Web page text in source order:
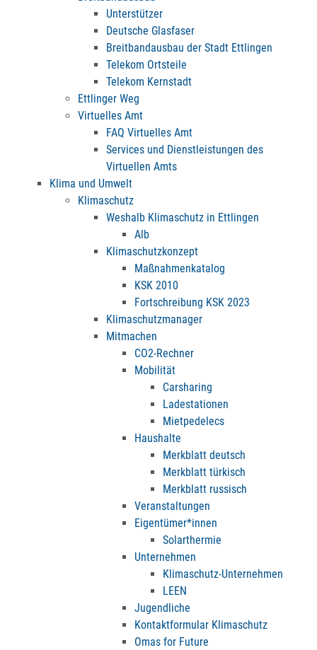
Unterstützer
Deutsche Glasfaser
Breitbandausbau der Stadt Ettlingen
Telekom Ortsteile
Telekom Kernstadt
Ettlinger Weg
Virtuelles Amt
FAQ Virtuelles Amt
Services und Dienstleistungen des
Virtuellen Amts
Klima und Umwelt
Klimaschutz
Weshalb Klimaschutz in Ettlingen
Alb
Klimaschutzkonzept
Maßnahmenkatalog
KSK 2010
Fortschreibung KSK 2023
Klimaschutzmanager
Mitmachen
CO2-Rechner
Mobilität
Carsharing
Ladestationen
Mietpedelecs
Haushalte
Merkblatt deutsch
Merkblatt türkisch
Merkblatt russisch
Veranstaltungen
Eigentümer*innen
Solarthermie
Unternehmen
Klimaschutz-Unternehmen
LEEN
Jugendliche
Kontaktformular Klimaschutz
Omas for Future